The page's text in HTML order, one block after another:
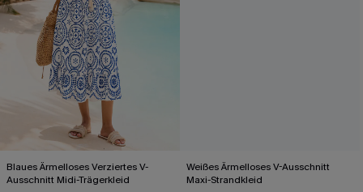
Blaues Ärmelloses Verziertes V-
Ausschnitt Midi-Trägerkleid
Weißes Ärmelloses V-Ausschnitt
Maxi-Strandkleid